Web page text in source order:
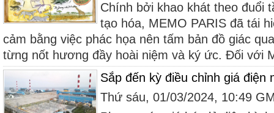
Chính bởi khao khát theo đuổi
tạo hóa, MEMO PARIS đã tái
cảm bằng việc phác họa nên tấm bản đồ giác
từng nốt hương đầy hoài niệm và ký ức. Đối với
Sắp đến kỳ điều chỉnh giá điện
Thứ sáu, 01/03/2024, 10:49